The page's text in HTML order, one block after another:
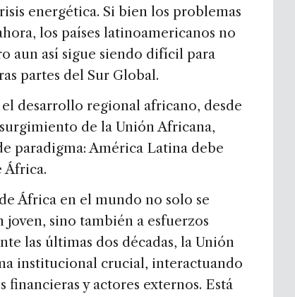
energética. Si bien los problemas
los países latinoamericanos no
aun así sigue siendo difícil para
partes del Sur Global.
desarrollo regional africano, desde
de la Unión Africana,
paradigma: América Latina debe
África.
África en el mundo no solo se
joven, sino también a esfuerzos
las últimas dos décadas, la Unión
institucional crucial, interactuando
y actores externos. Está